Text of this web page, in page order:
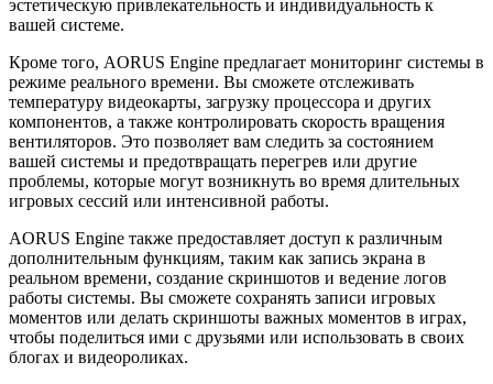
эстетическую привлекательность и индивидуальность к
вашей системе.
Кроме того, AORUS Engine предлагает мониторинг системы в
режиме реального времени. Вы сможете отслеживать
температуру видеокарты, загрузку процессора и других
компонентов, а также контролировать скорость вращения
вентиляторов. Это позволяет вам следить за состоянием
вашей системы и предотвращать перегрев или другие
проблемы, которые могут возникнуть во время длительных
игровых сессий или интенсивной работы.
AORUS Engine также предоставляет доступ к различным
дополнительным функциям, таким как запись экрана в
реальном времени, создание скриншотов и ведение логов
работы системы. Вы сможете сохранять записи игровых
моментов или делать скриншоты важных моментов в играх,
чтобы поделиться ими с друзьями или использовать в своих
блогах и видеороликах.